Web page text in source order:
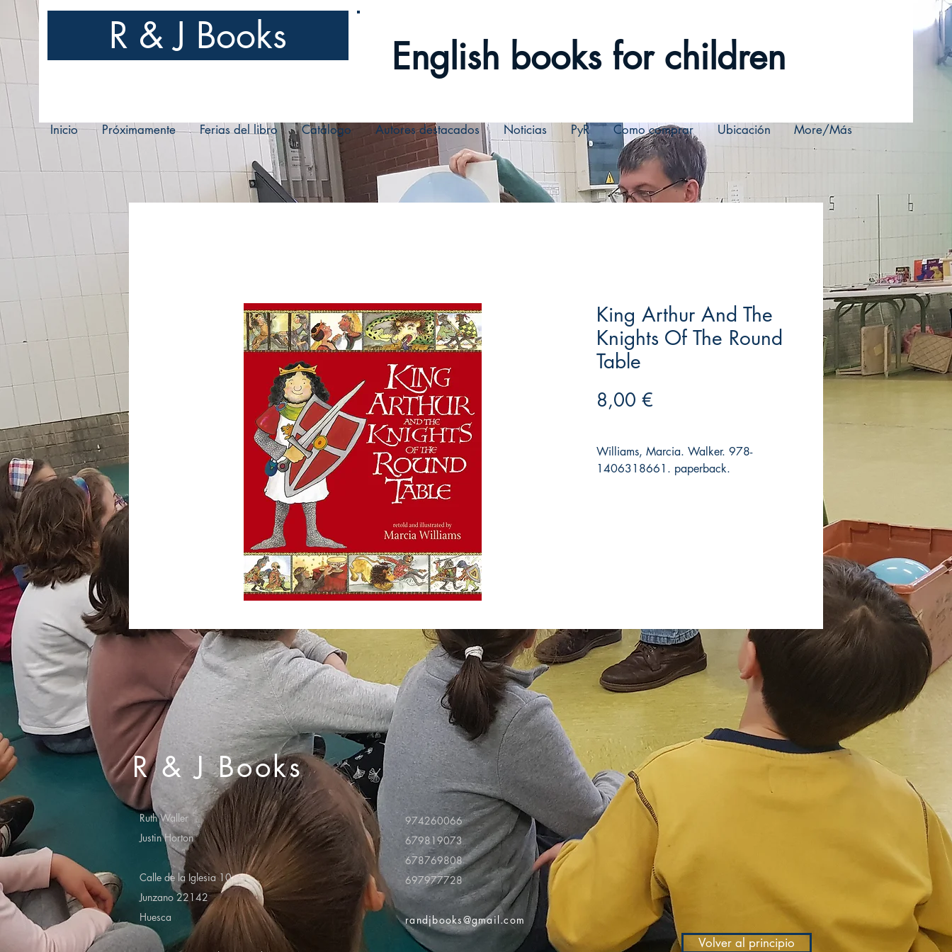
English books for children
R & J Books
Inicio Próximamente Ferias del libro Catálogo Autores destacados Noticias PyR Como comprar Ubicación More/Más
King Arthur And The
Knights Of The Round
Table
8,00 €
Williams, Marcia. Walker. 978-
1406318661. paperback.
R & J Books
Ruth Waller
Justin Horton
Calle de la Iglesia 10
Junzano 22142
Huesca
974260066
679819073
678769808
697977728
randjbooks@gmail.com
Volver al principio